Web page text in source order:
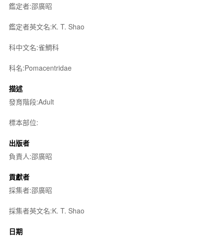
鑑定者:邵廣昭
鑑定者英文名:K. T. Shao
科中文名:雀鯛科
科名:Pomacentridae
描述
發育階段:Adult
標本部位:
出版者
負責人:邵廣昭
貢獻者
採集者:邵廣昭
採集者英文名:K. T. Shao
日期